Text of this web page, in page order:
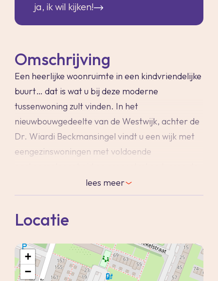
ja, ik wil kijken!
Omschrijving
Een heerlijke woonruimte in een kindvriendelijke
buurt… dat is wat u bij deze moderne
tussenwoning zult vinden. In het
nieuwbouwgedeelte van de Westwijk, achter de
Dr. Wiardi Beckmansingel vindt u een wijk met
eengezinswoningen met voldoende
woningen waar kinderen heerlijk kunnen spelen.
Alle voorzieningen zijn in de buurt; scholen,
winkels, openbaar vervoer en zelfs het NS
station. En de woning zelf? De ruimte in deze 2-
laagse woning zal u versteld doen staan! De
begane grond is voorzien van een plavuizen
vloer en een lamelparketvloer en de schuifpui
lees meer
Locatie
+
−